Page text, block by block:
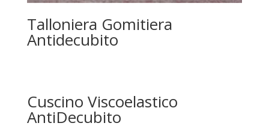
Talloniera Gomitiera
Antidecubito
Cuscino Viscoelastico
AntiDecubito